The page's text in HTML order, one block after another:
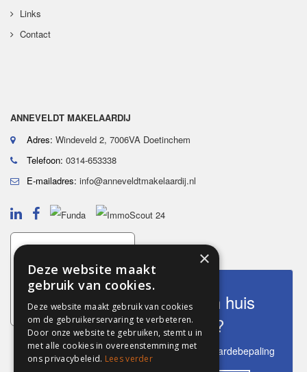
Wat is mijn huis
waard?
Ontvang een gratis waardebepaling
Links
Contact
ANNEVELDT MAKELAARDIJ
Adres: Windeveld 2, 7006VA Doetinchem
Telefoon: 0314-653338
E-mailadres: info@anneveldtmakelaardij.nl
×
Deze website maakt
gebruik van cookies.
Deze website maakt gebruik van cookies
om de gebruikerservaring te verbeteren.
Door onze website te gebruiken, stemt u in
met alle cookies in overeenstemming met
ons privacybeleid. Lees verder